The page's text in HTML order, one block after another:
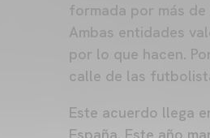
formada por más
Ambas entidades
por lo que hacen.
calle de las
Este acuerdo llega